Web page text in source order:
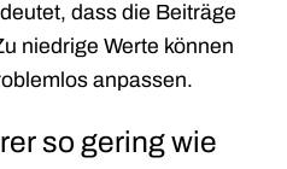
dass die Beiträge
niedrige Werte können
anpassen.
so gering wie